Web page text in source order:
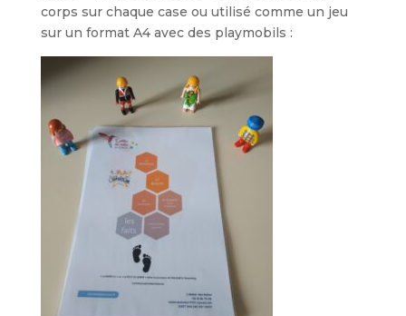
corps sur chaque case ou utilisé comme un jeu
sur un format A4 avec des playmobils :